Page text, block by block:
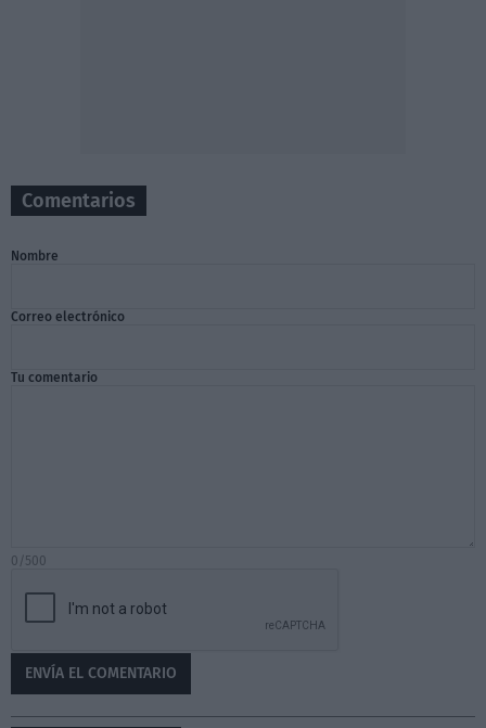
Comentarios
Nombre
Correo electrónico
Tu comentario
0/500